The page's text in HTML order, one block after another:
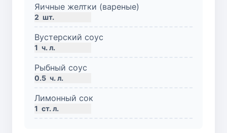
Яичные желтки (вареные)
2 шт.
Вустерский соус
1 ч. л.
Рыбный соус
0.5 ч. л.
Лимонный сок
1 ст. л.